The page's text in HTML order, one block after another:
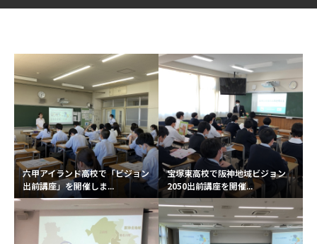
六甲アイランド高校で「ビジョン
出前講座」を開催しま...
宝塚東高校で阪神地域ビジョン
2050出前講座を開催...